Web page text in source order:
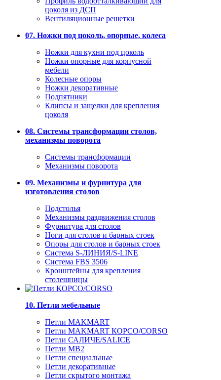
цоколя из ДСП
Вентиляционные решетки
07. Ножки под цоколь, опорные, колеса
Ножки для кухни под цоколь
Ножки опорные для корпусной
мебели
Колесные опоры
Ножки декоративные
Подпятники
Клипсы и защелки для крепления
цоколя
08. Системы трансформации столов,
механизмы поворота
Системы трансформации
Механизмы поворота
09. Механизмы и фурнитура для
изготовления столов
Подстолья
Механизмы раздвижения столов
Фурнитура для столов
Ноги для столов и барных стоек
Опоры для столов и барных стоек
Система S-ЛИНИЯ/S-LINE
Система FBS 3506
Кронштейны для крепления
столешницы
10. Петли мебельные
Петли MAKMART
Петли MAKMART КОРСО/CORSO
Петли САЛИЧЕ/SALICE
Петли MB2
Петли специальные
Петли декоративные
Петли скрытого монтажа